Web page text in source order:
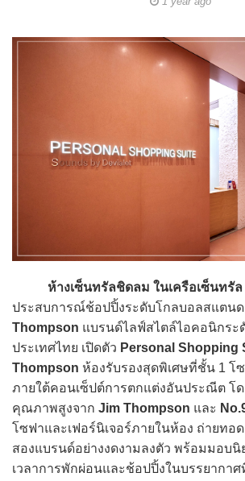
ห้างเซ็นทรัลชิดลม ในเครือเซ็นทรัล
ประสบการณ์ช้อปปิ้งระดับโกลบอลสแตน
Thompson แบรนด์ไลฟ์สไตล์ไอคอนิกระ
ประเทศไทย เปิดตัว Personal Shopping
Thompson ห้องรับรองสุดพิเศษที่ชั้น 1 โ
ภายใต้คอนเซ็ปต์การตกแต่งอันประณีต โ
คุณภาพสูงจาก Jim Thompson และ
โซฟาและเฟอร์นิเจอร์ภายในห้อง ถ่ายท
สองแบรนด์อย่างงดงามลงตัว พร้อมมอบ
เวลาการพักผ่อนและช้อปปิ้งในบรรยากา